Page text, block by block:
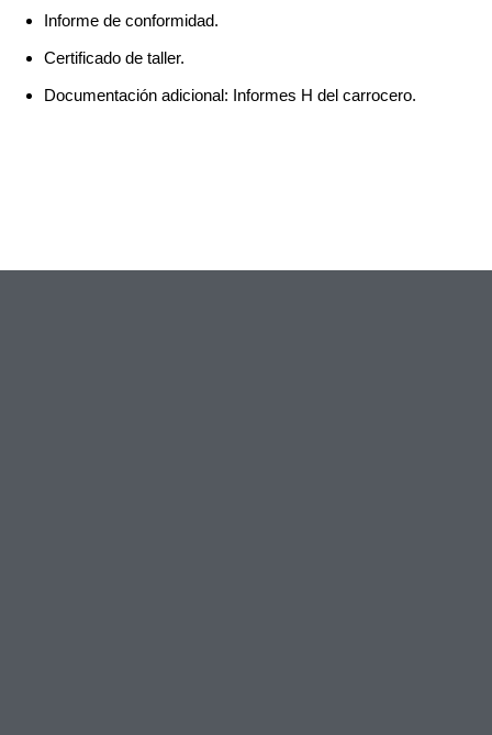
Informe de conformidad.
Certificado de taller.
Documentación adicional: Informes H del carrocero.